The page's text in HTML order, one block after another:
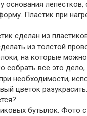
основания лепестков,
Пластик при
сделан из
из толстой
на которые
собрать всё это
необходимости,
цветок
бутылок. Фото